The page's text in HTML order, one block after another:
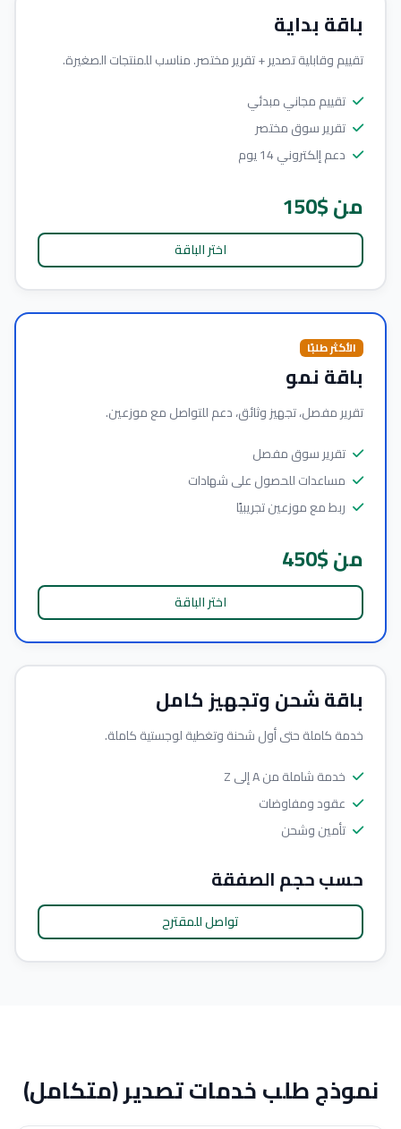
باقة بداية
تقييم وقابلية تصدير + تقرير مختصر. مناسب للمنتجات الصغيرة.
تقييم مجاني مبدئي
تقرير سوق مختصر
دعم إلكتروني 14 يوم
من $150
اختر الباقة
الأكثر طلبًا
باقة نمو
تقرير مفصل، تجهيز وثائق، دعم للتواصل مع موزعين.
تقرير سوق مفصل
مساعدات للحصول على شهادات
ربط مع موزعين تجريبيًا
من $450
اختر الباقة
باقة شحن وتجهيز كامل
خدمة كاملة حتى أول شحنة وتغطية لوجستية كاملة.
خدمة شاملة من A إلى Z
عقود ومفاوضات
تأمين وشحن
حسب حجم الصفقة
تواصل للمقترح
نموذج طلب خدمات تصدير (متكامل)